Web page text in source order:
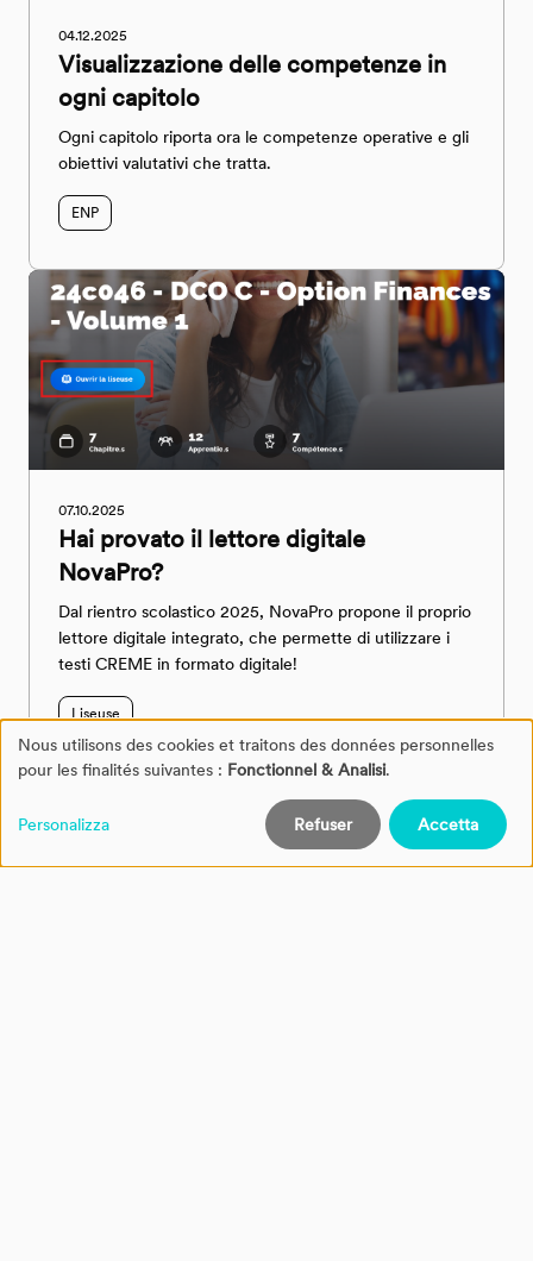
04.12.2025
Visualizzazione delle competenze in
ogni capitolo
Ogni capitolo riporta ora le competenze operative e gli
obiettivi valutativi che tratta.
ENP
07.10.2025
Hai provato il lettore digitale
NovaPro?
Dal rientro scolastico 2025, NovaPro propone il proprio
lettore digitale integrato, che permette di utilizzare i
testi CREME in formato digitale!
Liseuse
Gestion
des
Nous utilisons des cookies et traitons des données personnelles
pour les finalités suivantes : Fonctionnel & Analisi.
Personalizza Refuser Accetta